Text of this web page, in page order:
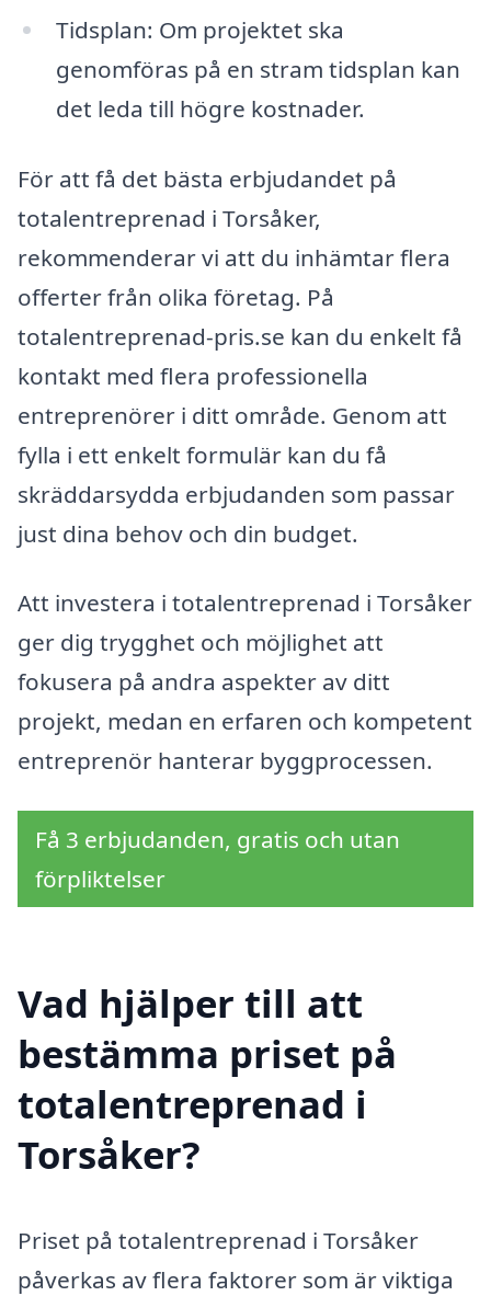
Tidsplan: Om projektet ska
genomföras på en stram tidsplan kan
det leda till högre kostnader.
För att få det bästa erbjudandet på
totalentreprenad i Torsåker,
rekommenderar vi att du inhämtar flera
offerter från olika företag. På
totalentreprenad-pris.se kan du enkelt få
kontakt med flera professionella
entreprenörer i ditt område. Genom att
fylla i ett enkelt formulär kan du få
skräddarsydda erbjudanden som passar
just dina behov och din budget.
Att investera i totalentreprenad i Torsåker
ger dig trygghet och möjlighet att
fokusera på andra aspekter av ditt
projekt, medan en erfaren och kompetent
entreprenör hanterar byggprocessen.
Få 3 erbjudanden, gratis och utan
förpliktelser
Vad hjälper till att
bestämma priset på
totalentreprenad i
Torsåker?
Priset på totalentreprenad i Torsåker
påverkas av flera faktorer som är viktiga